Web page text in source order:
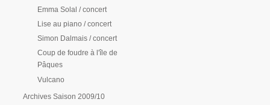
Emma Solal / concert
Lise au piano / concert
Simon Dalmais / concert
Coup de foudre à l'île de
Pâques
Vulcano
Archives Saison 2009/10